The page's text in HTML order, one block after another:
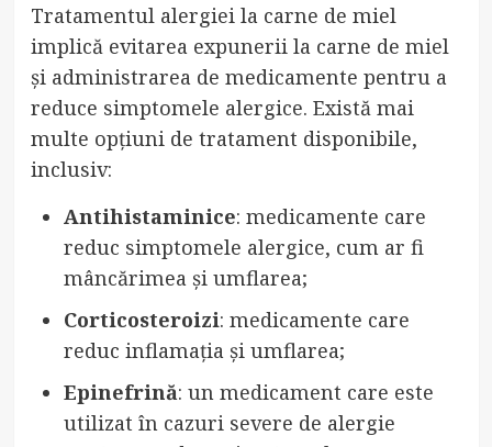
Tratamentul alergiei la carne de miel
implică evitarea expunerii la carne de miel
și administrarea de medicamente pentru a
reduce simptomele alergice. Există mai
multe opțiuni de tratament disponibile,
inclusiv:
Antihistaminice: medicamente care
reduc simptomele alergice, cum ar fi
mâncărimea și umflarea;
Corticosteroizi: medicamente care
reduc inflamația și umflarea;
Epinefrină: un medicament care este
utilizat în cazuri severe de alergie